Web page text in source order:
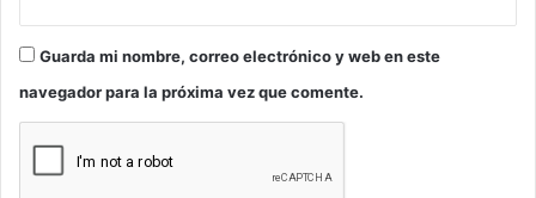
Guarda mi nombre, correo electrónico y web en este
navegador para la próxima vez que comente.